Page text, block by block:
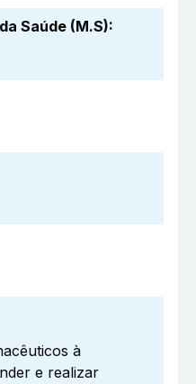
Saúde (M.S):
à
e realizar